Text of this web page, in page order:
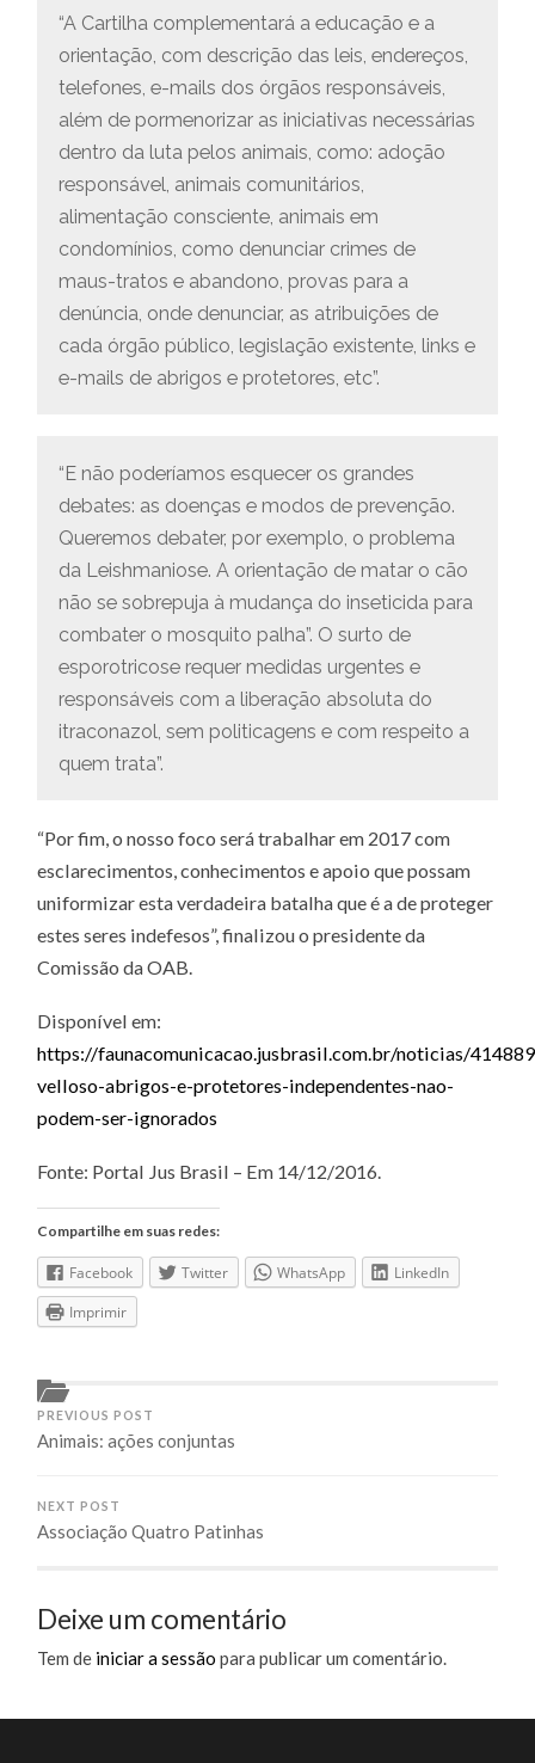
“A Cartilha complementará a educação e a
orientação, com descrição das leis, endereços,
telefones, e-mails dos órgãos responsáveis,
além de pormenorizar as iniciativas necessárias
dentro da luta pelos animais, como: adoção
responsável, animais comunitários,
alimentação consciente, animais em
condomínios, como denunciar crimes de
maus-tratos e abandono, provas para a
denúncia, onde denunciar, as atribuições de
cada órgão público, legislação existente, links e
e-mails de abrigos e protetores, etc”.
“E não poderíamos esquecer os grandes
debates: as doenças e modos de prevenção.
Queremos debater, por exemplo, o problema
da Leishmaniose. A orientação de matar o cão
não se sobrepuja à mudança do inseticida para
combater o mosquito palha”. O surto de
esporotricose requer medidas urgentes e
responsáveis com a liberação absoluta do
itraconazol, sem politicagens e com respeito a
quem trata”.
“Por fim, o nosso foco será trabalhar em 2017 com
esclarecimentos, conhecimentos e apoio que possam
uniformizar esta verdadeira batalha que é a de proteger
estes seres indefesos”, finalizou o presidente da
Comissão da OAB.
Disponível em:
https://faunacomunicacao.jusbrasil.com.br/noticias/
velloso-abrigos-e-protetores-independentes-nao-
podem-ser-ignorados
Fonte: Portal Jus Brasil – Em 14/12/2016.
Compartilhe em suas redes:
Facebook Twitter WhatsApp
LinkedIn
Imprimir
PREVIOUS POST
Animais: ações conjuntas
NEXT POST
Associação Quatro Patinhas
Deixe um comentário
Tem de iniciar a sessão para publicar um comentário.